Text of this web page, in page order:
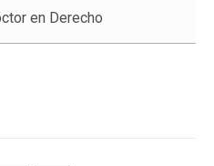
en Derecho